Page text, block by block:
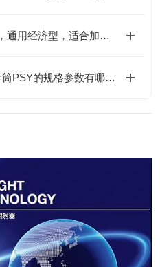
IWAKI 易威奇定量泵EJ 系列，通用经济型，适合加药场景
武藏（MUSASHI）UV遮挡针筒PSY的规格参数有哪些？